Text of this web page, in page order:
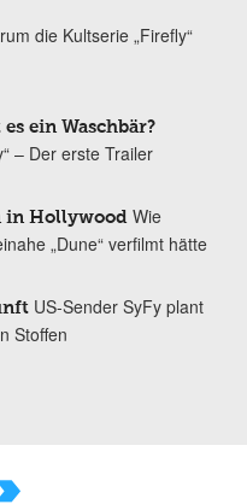
die Kultserie „Firefly“
es ein Waschbär?
– Der erste Trailer
in Hollywood Wie
„Dune“ verfilmt hätte
US-Sender SyFy plant
Stoffen